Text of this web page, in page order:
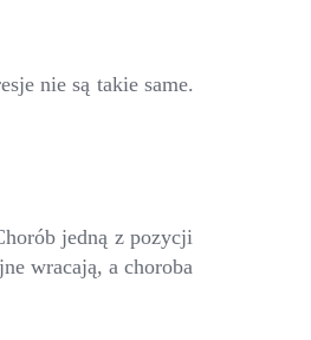
nie są takie same.
jedną z pozycji
wracają, a choroba